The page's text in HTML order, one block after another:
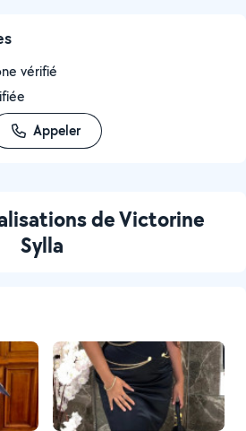
vérifié
Appeler
de Victorine
Sylla